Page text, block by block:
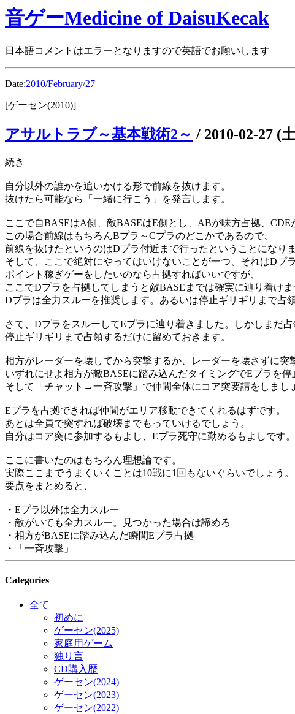
音ゲーMedicine of DaisuKecak
日本語コメントはエラーとなりますので英語でお願いします
Date:2010/February/27
[ゲーセン(2010)]
アサルトラブ～基本戦術2～ / 2010-02-27 (
続き
自分以外の誰かを追いかける形で前線を抜けます。
抜けたら可能なら「一緒に行こう」を発言します。
ここで自BASEはA側、敵BASEはE側とし、ABが味方占拠、CDE
この場合前線はもちろんBプラ～Cプラのどこかであるので、
前線を抜けたというのはDプラ付近まで行ったということになりま
そして、ここで絶対にやってはいけないことが一つ、それはDプ
ポイント稼ぎゲーをしたいのなら占拠すればいいですが、
ここでDプラを占拠してしまうと敵BASEまでは確実に辿り着けま
Dプラは全力スルーを推奨します。あるいは停止ギリギリまで占
さて、DプラをスルーしてEプラに辿り着きました。しかしまだ占
停止ギリギリまで占領するだけに留めておきます。
相方がレーダーを壊してから突撃するか、レーダーを壊さずに突
いずれにせよ相方が敵BASEに踏み込んだタイミングでEプラを停
そして「チャット→一斉攻撃」で仲間全体にコア突要請をしまし
Eプラを占拠できれば仲間がエリア移動できてくれるはずです。
あとは全員で突すれば破壊までもっていけるでしょう。
自分はコア突に参加するもよし、Eプラ死守に勤めるもよしです。
ここに書いたのはもちろん理想論です。
実際ここまでうまくいくことは10戦に1回もないぐらいでしょう。
要点をまとめると、
・Eプラ以外は全力スルー
・敵がいても全力スルー。見つかった場合は諦めろ
・相方がBASEに踏み込んだ瞬間Eプラ占拠
・「一斉攻撃」
Categories
全て
初めに
ゲーセン(2025)
家庭用ゲーム
独り言
CD購入歴
ゲーセン(2024)
ゲーセン(2023)
ゲーセン(2022)